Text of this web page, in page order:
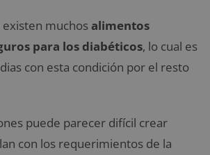
muchos alimentos
para los diabéticos, lo cual es
con esta condición por el resto
puede parecer difícil crear
con los requerimientos de la